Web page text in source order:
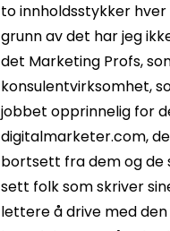
to innholdsstykker
grunn av det har jeg
det Marketing Profs,
konsulentvirksomhet,
jobbet opprinnelig for
digitalmarketer.com,
bortsett fra dem og de
sett folk som skriver
lettere å drive med